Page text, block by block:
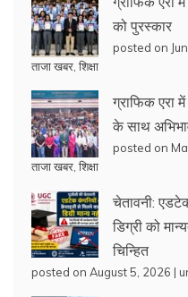
को पुरस्कार
posted on
ताजा खबर शिक्षा
ग्राफिक एरा
के साथ
posted on
ताजा खबर शिक्षा
चेतावनी:
डिग्री को
चिन्हित
posted on August 5, 2026 |